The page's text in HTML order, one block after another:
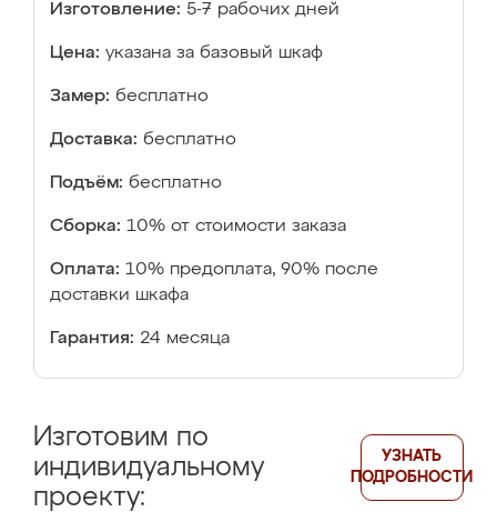
Изготовление: 5-7 рабочих дней
Цена: указана за базовый шкаф
Замер: бесплатно
Доставка: бесплатно
Подъём: бесплатно
Сборка: 10% от стоимости заказа
Оплата: 10% предоплата, 90% после
доставки шкафа
Гарантия: 24 месяца
Изготовим по
индивидуальному
проекту:
УЗНАТЬ
ПОДРОБНОСТИ